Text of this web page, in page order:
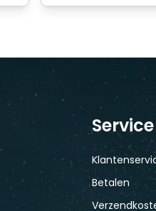
Service
Betalen